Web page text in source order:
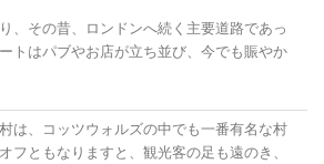
、その昔、ロンドンへ続く主要道路であっ
トはパブやお店が立ち並び、今でも賑やか
は、コッツウォルズの中でも一番有名な村
フともなりますと、観光客の足も遠のき、